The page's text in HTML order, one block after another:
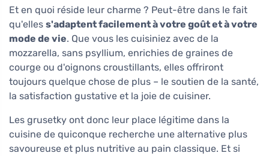
Et en quoi réside leur charme ? Peut-être dans le fait
qu'elles s'adaptent facilement à votre goût et à votre
mode de vie. Que vous les cuisiniez avec de la
mozzarella, sans psyllium, enrichies de graines de
courge ou d'oignons croustillants, elles offriront
toujours quelque chose de plus – le soutien de la santé,
la satisfaction gustative et la joie de cuisiner.
Les grusetky ont donc leur place légitime dans la
cuisine de quiconque recherche une alternative plus
savoureuse et plus nutritive au pain classique. Et si